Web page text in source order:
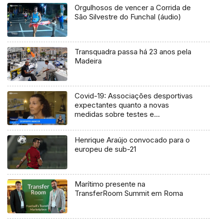
Orgulhosos de vencer a Corrida de
São Silvestre do Funchal (áudio)
Transquadra passa há 23 anos pela
Madeira
Covid-19: Associações desportivas
expectantes quanto a novas
medidas sobre testes e
Henrique Araújo convocado para o
europeu de sub-21
Marítimo presente na
TransferRoom Summit em Roma